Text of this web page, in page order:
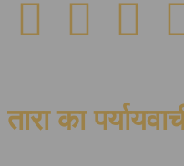
तारा का